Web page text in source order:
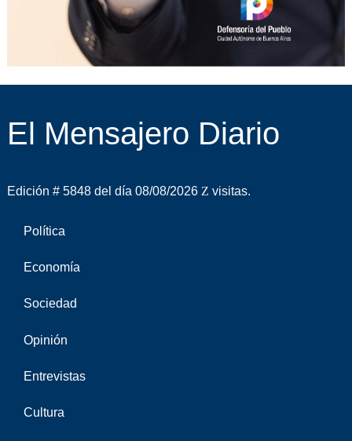
El Mensajero Diario
Edición # 5848 del día 08/08/2026 visitas.
Política
Economía
Sociedad
Opinión
Entrevistas
Cultura